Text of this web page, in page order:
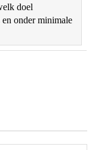
doel
onder minimale